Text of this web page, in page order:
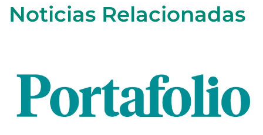
Noticias Relacionadas